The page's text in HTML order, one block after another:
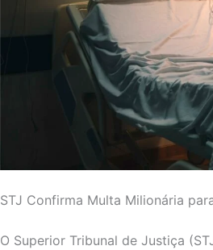
STJ Confirma Multa Milionária
O Superior Tribunal de Justiça